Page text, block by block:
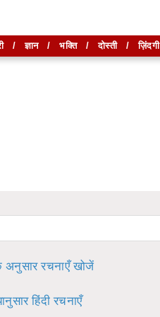
अनुसार रचनाएँ खोजें
हिंदी रचनाएँ
खोजें
/ज्ञान/ भक्ति/दोस्ती/ज़िंदगी
है।